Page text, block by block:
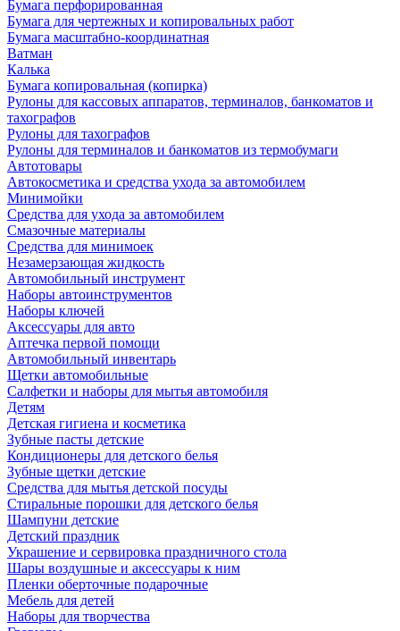
Бумага перфорированная
Бумага для чертежных и копировальных работ
Бумага масштабно-координатная
Ватман
Калька
Бумага копировальная (копирка)
Рулоны для кассовых аппаратов, терминалов, банкоматов и
тахографов
Рулоны для тахографов
Рулоны для терминалов и банкоматов из термобумаги
Автотовары
Автокосметика и средства ухода за автомобилем
Минимойки
Средства для ухода за автомобилем
Смазочные материалы
Средства для минимоек
Незамерзающая жидкость
Автомобильный инструмент
Наборы автоинструментов
Наборы ключей
Аксессуары для авто
Аптечка первой помощи
Автомобильный инвентарь
Щетки автомобильные
Салфетки и наборы для мытья автомобиля
Детям
Детская гигиена и косметика
Зубные пасты детские
Кондиционеры для детского белья
Зубные щетки детские
Средства для мытья детской посуды
Стиральные порошки для детского белья
Шампуни детские
Детский праздник
Украшение и сервировка праздничного стола
Шары воздушные и аксессуары к ним
Пленки оберточные подарочные
Мебель для детей
Наборы для творчества